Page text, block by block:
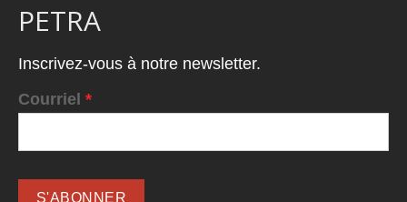
PETRA
Inscrivez-vous à notre newsletter.
Courriel *